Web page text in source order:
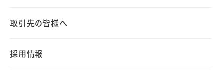
取引先の皆様へ
採用情報